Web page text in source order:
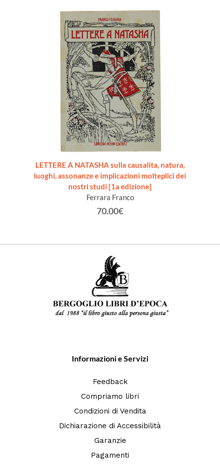
LETTERE A NATASHA sulla causalita, natura,
luoghi, assonanze e implicazioni molteplici dei
nostri studi [1a edizione]
Ferrara Franco
70.00€
Informazioni e Servizi
Feedback
Compriamo libri
Condizioni di Vendita
Dichiarazione di Accessibilità
Garanzie
Pagamenti